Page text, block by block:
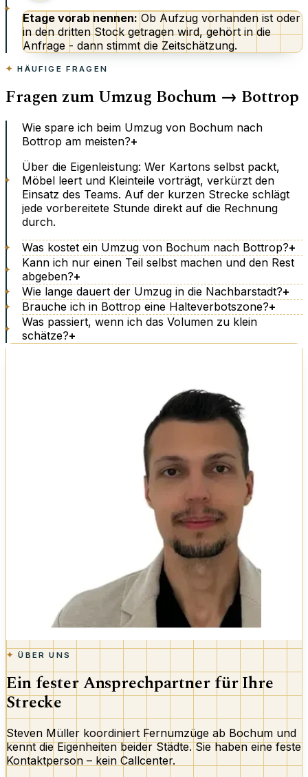
Etage vorab nennen: Ob Aufzug vorhanden ist oder
in den dritten Stock getragen wird, gehört in die
Anfrage - dann stimmt die Zeitschätzung.
HÄUFIGE FRAGEN
Fragen zum Umzug Bochum → Bottrop
Wie spare ich beim Umzug von Bochum nach
Bottrop am meisten?+
Über die Eigenleistung: Wer Kartons selbst packt,
Möbel leert und Kleinteile vorträgt, verkürzt den
Einsatz des Teams. Auf der kurzen Strecke schlägt
jede vorbereitete Stunde direkt auf die Rechnung
durch.
Was kostet ein Umzug von Bochum nach Bottrop?+
Kann ich nur einen Teil selbst machen und den Rest
abgeben?+
Wie lange dauert der Umzug in die Nachbarstadt?+
Brauche ich in Bottrop eine Halteverbotszone?+
Was passiert, wenn ich das Volumen zu klein
schätze?+
ÜBER UNS
Ein fester Ansprechpartner für Ihre
Strecke
Steven Müller koordiniert Fernumzüge ab Bochum und
kennt die Eigenheiten beider Städte. Sie haben eine feste
Kontaktperson – kein Callcenter.